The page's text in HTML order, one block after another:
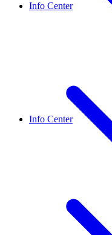
Info Center
Info Center